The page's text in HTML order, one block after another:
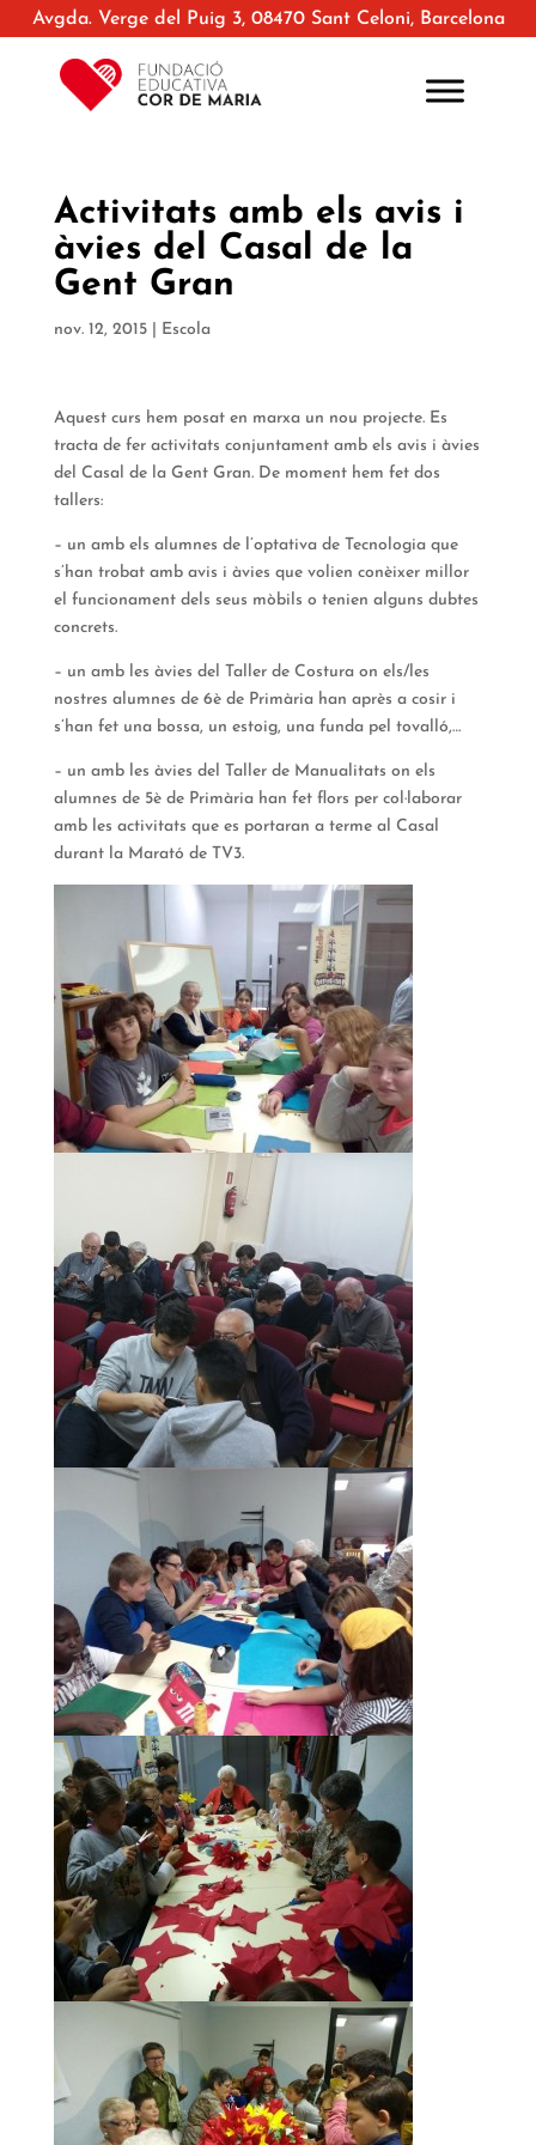
Avgda. Verge del Puig 3, 08470 Sant Celoni, Barcelona
Activitats amb els avis i
àvies del Casal de la
Gent Gran
nov. 12, 2015| Escola
Aquest curs hem posat en marxa un nou projecte. Es
tracta de fer activitats conjuntament amb els avis i àvies
del Casal de la Gent Gran. De moment hem fet dos
tallers:
– un amb els alumnes de l’optativa de Tecnologia que
s’han trobat amb avis i àvies que volien conèixer millor
el funcionament dels seus mòbils o tenien alguns dubtes
concrets.
– un amb les àvies del Taller de Costura on els/les
nostres alumnes de 6è de Primària han après a cosir i
s’han fet una bossa, un estoig, una funda pel tovalló,…
– un amb les àvies del Taller de Manualitats on els
alumnes de 5è de Primària han fet flors per col·laborar
amb les activitats que es portaran a terme al Casal
durant la Marató de TV3.